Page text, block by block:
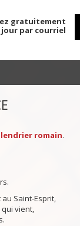
gratuitement
par courriel
romain.
Saint-Esprit,
vient,